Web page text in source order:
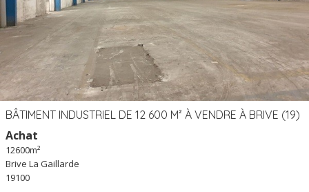
BÂTIMENT INDUSTRIEL DE 12 600 M² À VENDRE À BRIVE (19)
Achat
12600m²
Brive La Gaillarde
19100